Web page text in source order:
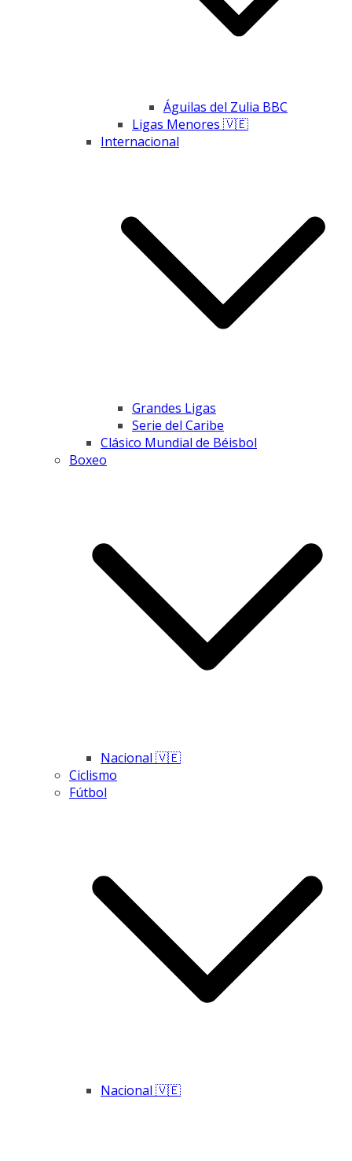
Águilas del Zulia BBC
Ligas Menores 🇻🇪
Internacional
Grandes Ligas
Serie del Caribe
Clásico Mundial de Béisbol
Boxeo
Nacional 🇻🇪
Ciclismo
Fútbol
Nacional 🇻🇪